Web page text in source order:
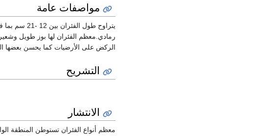
مواصفات عامة
رمادي.معظم الفئران لها بوز طويل
الركض على الأرضيات كما يحسن بعضها
التشريح
الانتشار
معظم أنواع الفئران تستوطن المنطقة